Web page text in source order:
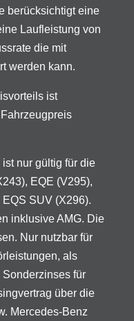
berücksichtigt eine
Laufleistung von
die mit
werden kann.
ist
nur gültig für die
EQE (V295),
SUV (X296).
inklusive AMG. Die
Nur nutzbar für
als
für
über die
Mercedes-Benz